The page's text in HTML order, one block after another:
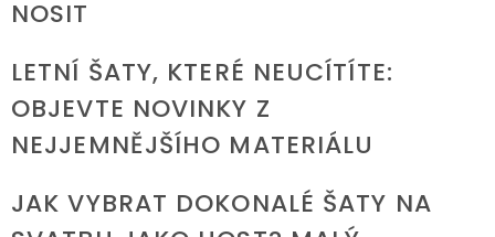
NOSIT
LETNÍ ŠATY, KTERÉ NEUCÍTÍTE:
OBJEVTE NOVINKY Z
NEJJEMNĚJŠÍHO MATERIÁLU
JAK VYBRAT DOKONALÉ ŠATY NA